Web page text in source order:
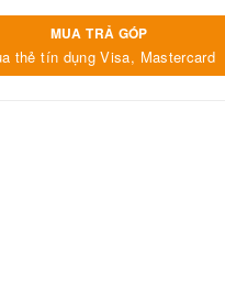
MUA TRẢ GÓP
thẻ tín dụng Visa, Mastercard